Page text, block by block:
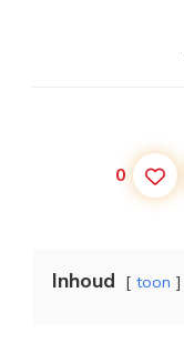
0
Inhoud toon